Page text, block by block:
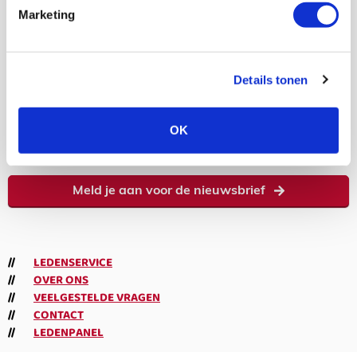
Marketing
Details tonen
OK
Volgen
Volgen
Meld je aan voor de nieuwsbrief
LEDENSERVICE
OVER ONS
VEELGESTELDE VRAGEN
CONTACT
LEDENPANEL